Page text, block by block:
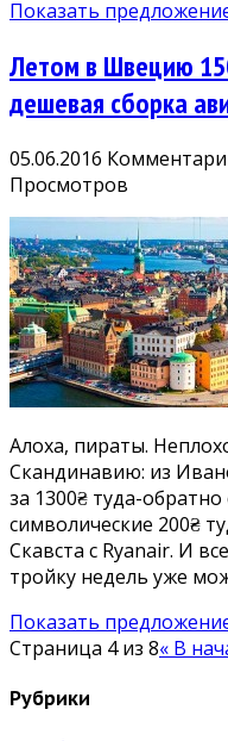
Показать
Летом в Швецию
дешевая сборка
05.06.2016
Просмотров
Алоха, пираты.
Скандинавию: из
за 1300₴ туда-
символические 200₴
Скавста с Ryanair. И
тройку недель уже
Показать
Страница 4 из 8« В
Рубрики